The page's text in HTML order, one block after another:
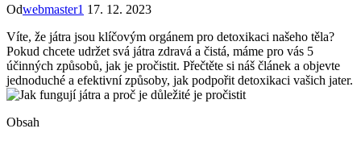
Odwebmaster1 17. 12. 2023
Víte, že játra jsou klíčovým orgánem pro detoxikaci našeho těla?
Pokud chcete udržet svá játra zdravá a čistá, máme pro vás 5
účinných způsobů, jak je pročistit. Přečtěte si náš článek a objevte
jednoduché a efektivní způsoby, jak podpořit detoxikaci vašich jater.
Obsah